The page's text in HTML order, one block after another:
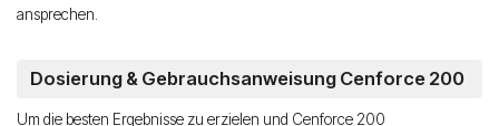
ansprechen.
Dosierung & Gebrauchsanweisung Cenforce 200
Um die besten Ergebnisse zu erzielen und Cenforce 200